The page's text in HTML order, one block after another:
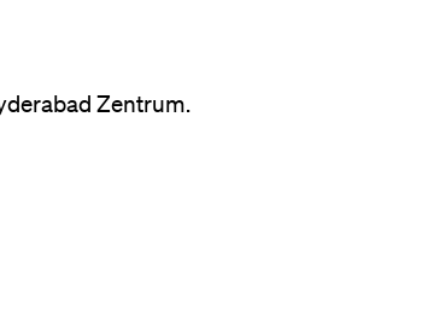
Zentrum.